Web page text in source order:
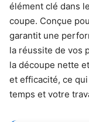
élément clé dans
coupe. Conçue
garantit une
la réussite de vos
la découpe nette
et efficacité, ce
temps et votre